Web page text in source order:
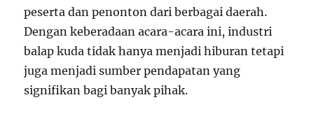
peserta dan penonton dari berbagai daerah.
Dengan keberadaan acara-acara ini, industri
balap kuda tidak hanya menjadi hiburan tetapi
juga menjadi sumber pendapatan yang
signifikan bagi banyak pihak.